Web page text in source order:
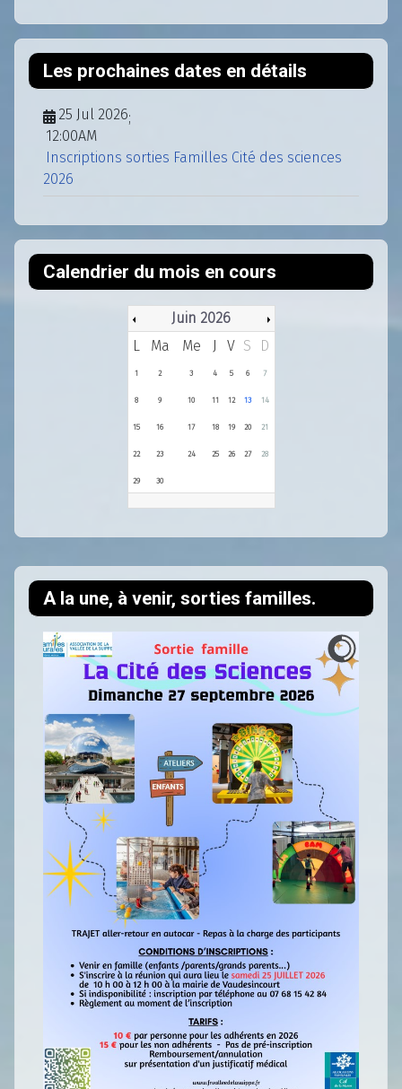
A la une, à venir, sorties familles.
Les prochaines dates en détails
25 Jul 2026;
12:00AM
Inscriptions sorties Familles Cité des sciences
2026
Calendrier du mois en cours
Juin 2026
L
Ma Me J V S D
1 2 3 4 5 6 7
8 9 10 11 12 13 14
15 16 17 18 19 20 21
22 23 24 25 26 27 28
29 30